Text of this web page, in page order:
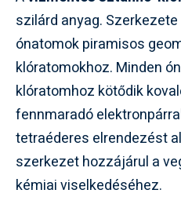
szilárd anyag.
ónatomok piramisos
klóratomokhoz. Minden
klóratomhoz kötődik
fennmaradó
tetraéderes elrendezést
szerkezet hozzájárul a
kémiai viselkedéséhez.